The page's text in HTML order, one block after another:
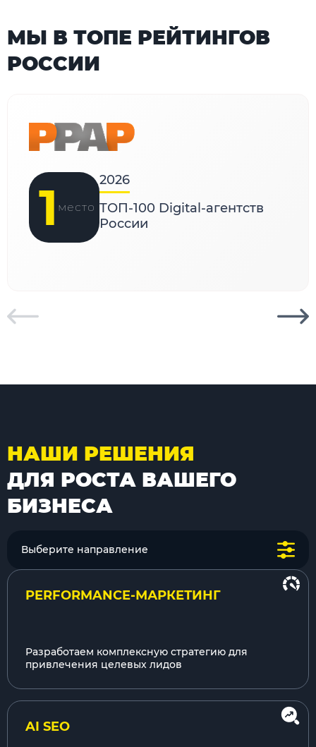
МЫ В ТОПЕ РЕЙТИНГОВ
РОССИИ
1 место
2026
ТОП-100 Digital-агентств
России
НАШИ РЕШЕНИЯ
ДЛЯ РОСТА ВАШЕГО
БИЗНЕСА
Выберите направление
PERFORMANCE-МАРКЕТИНГ
Разработаем комплексную стратегию для
привлечения целевых лидов
AI SEO